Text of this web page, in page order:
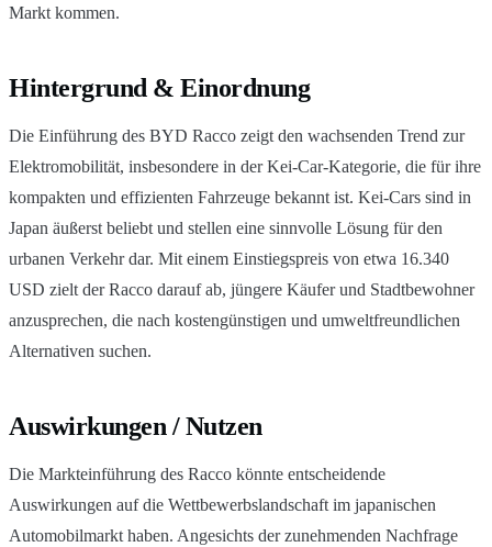
Markt kommen.
Hintergrund & Einordnung
Die Einführung des BYD Racco zeigt den wachsenden Trend zur
Elektromobilität, insbesondere in der Kei-Car-Kategorie, die für ihre
kompakten und effizienten Fahrzeuge bekannt ist. Kei-Cars sind in
Japan äußerst beliebt und stellen eine sinnvolle Lösung für den
urbanen Verkehr dar. Mit einem Einstiegspreis von etwa 16.340
USD zielt der Racco darauf ab, jüngere Käufer und Stadtbewohner
anzusprechen, die nach kostengünstigen und umweltfreundlichen
Alternativen suchen.
Auswirkungen / Nutzen
Die Markteinführung des Racco könnte entscheidende
Auswirkungen auf die Wettbewerbslandschaft im japanischen
Automobilmarkt haben. Angesichts der zunehmenden Nachfrage